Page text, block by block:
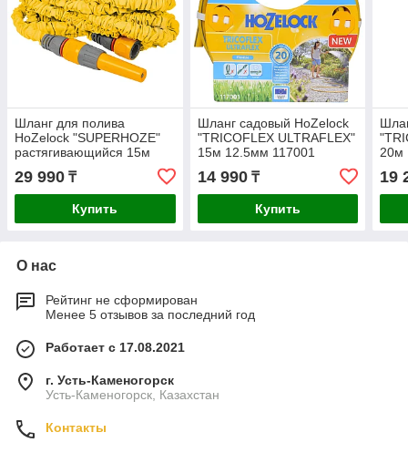
Шланг для полива
HoZelock "SUPERHOZE"
растягивающийся 15м
8215A1240
29 990 ₸
Купить
Шланг садовый HoZelock
"TRICOFLEX ULTRAFLEX"
15м 12.5мм 117001
14 990₸
Купить
20м
19
О нас
Рейтинг не сформирован
Менее 5 отзывов за последний год
Работает с 17.08.2021
г. Усть-Каменогорск
Усть-Каменогорск, Казахстан
Контакты